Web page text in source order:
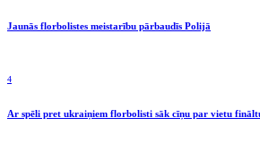
Jaunās florbolistes meistarību pārbaudīs Polijā
4
Ar spēli pret ukraiņiem florbolisti sāk cīņu par vietu